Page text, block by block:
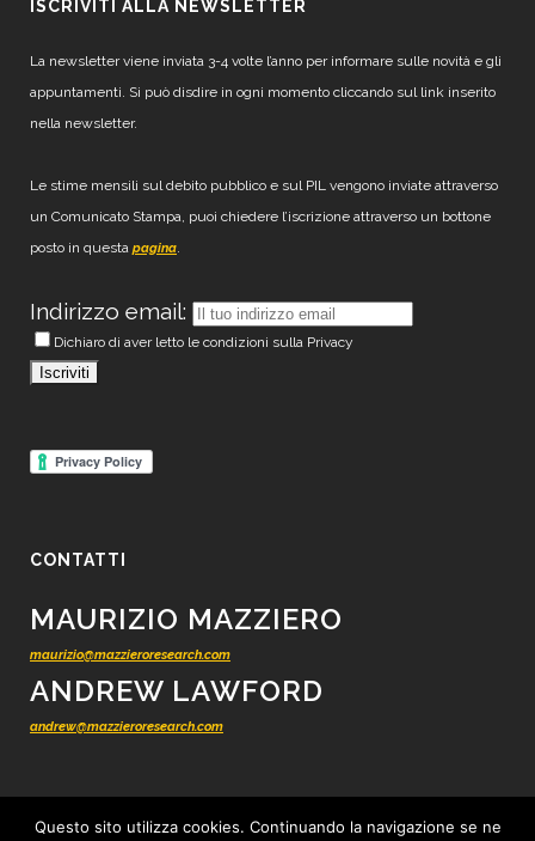
ISCRIVITI ALLA NEWSLETTER
La newsletter viene inviata 3-4 volte l’anno per informare sulle novità e gli
appuntamenti. Si può disdire in ogni momento cliccando sul link inserito
nella newsletter.
Le stime mensili sul debito pubblico e sul PIL vengono inviate attraverso
un Comunicato Stampa, puoi chiedere l’iscrizione attraverso un bottone
posto in questa pagina.
Indirizzo email:
Dichiaro di aver letto le condizioni sulla Privacy
CONTATTI
MAURIZIO MAZZIERO
maurizio@mazzieroresearch.com
ANDREW LAWFORD
andrew@mazzieroresearch.com
Questo sito utilizza cookies. Continuando la navigazione se ne